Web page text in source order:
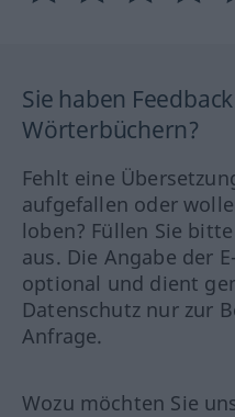
Sie haben
Wörterbüchern?
Fehlt eine
aufgefallen oder
loben? Füllen Sie
aus. Die Angabe der
optional und dient
Datenschutz nur zur
Anfrage.
Wozu möchten Sie